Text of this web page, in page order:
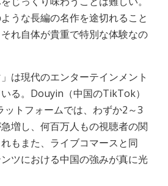
うな長編の名作を途切れること
れ自体が貴重で特別な体験なの
は現代のエンターテインメント
る。Douyin（中国のTikTok）
トフォームでは、わずか2～3
増し、何百万人もの視聴者の関
もまた、ライブコマースと同
ツにおける中国の強みが真に光